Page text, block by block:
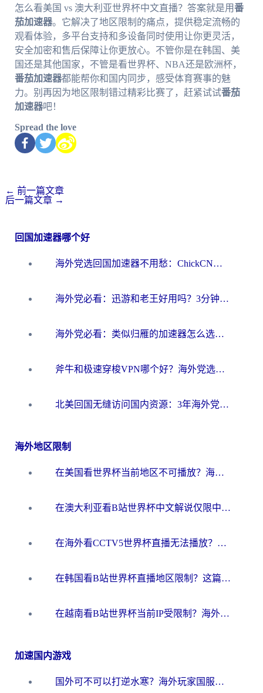
怎么看美国 vs 澳大利亚世界杯中文直播？答案就是用番
茄加速器。它解决了地区限制的痛点，提供稳定流畅的
观看体验，多平台支持和多设备同时使用让你更灵活，
安全加密和售后保障让你更放心。不管你是在韩国、美
国还是其他国家，不管是看世界杯、NBA还是欧洲杯，
番茄加速器都能帮你和国内同步，感受体育赛事的魅
力。别再因为地区限制错过精彩比赛了，赶紧试试番茄
加速器吧！
Spread the love
← 前一篇文章
后一篇文章 →
回国加速器哪个好
海外党选回国加速器不用愁：ChickCN和洞见哪个好？一篇搞定所有疑问
海外党必看：迅游和老王好用吗？3分钟选对加速国内网络的加速器
海外党必看：类似归雁的加速器怎么选？一篇搞定无缝访问国内资源
斧牛和极速穿梭VPN哪个好？海外党选回国加速器必看的真实对比与避坑指南
北美回国无缝访问国内资源：3年海外党亲测的加速器选择指南
海外地区限制
在美国看世界杯当前地区不可播放？海外党体育观赛终极指南来了！
在澳大利亚看B站世界杯中文解说仅限中国大陆？这篇指南帮你打破限制看遍赛事
在海外看CCTV5世界杯直播无法播放？这篇指南让你和国内球迷同步呐喊
在韩国看B站世界杯直播地区限制？这篇指南让你告别“当前地区不可播放”
在越南看B站世界杯当前IP受限制？海外党体育观赛终极指南来了
加速国内游戏
国外可不可以打逆水寒？海外玩家国服畅玩终极指南（附漫威荒野乱斗加速方案）